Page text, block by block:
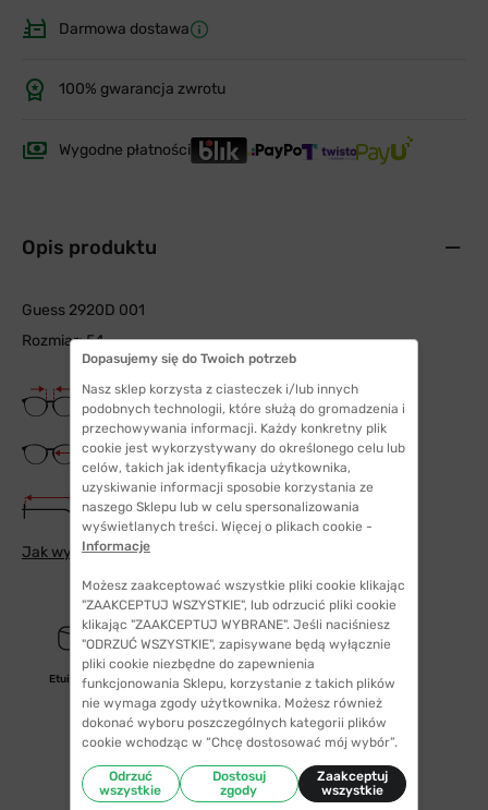
Darmowa dostawa
100% gwarancja zwrotu
Wygodne płatności
Opis produktu
Guess 2920D 001
Rozmiar: 54
Szerokość mostka
18 mm
Szerokość szkła
54 mm
Długość zauszników
140 mm
Jak wybrać odpowiedni rozmiar
Etui/woreczek
Dopasujemy się do Twoich potrzeb
Nasz sklep korzysta z ciasteczek i/lub innych
podobnych technologii, które służą do gromadzenia i
przechowywania informacji. Każdy konkretny plik
cookie jest wykorzystywany do określonego celu lub
celów, takich jak identyfikacja użytkownika,
uzyskiwanie informacji sposobie korzystania ze
naszego Sklepu lub w celu spersonalizowania
wyświetlanych treści. Więcej o plikach cookie -
Informacje
Możesz zaakceptować wszystkie pliki cookie klikając
"ZAAKCEPTUJ WSZYSTKIE", lub odrzucić pliki cookie
klikając "ZAAKCEPTUJ WYBRANE". Jeśli naciśniesz
"ODRZUĆ WSZYSTKIE", zapisywane będą wyłącznie
pliki cookie niezbędne do zapewnienia
funkcjonowania Sklepu, korzystanie z takich plików
nie wymaga zgody użytkownika. Możesz również
dokonać wyboru poszczególnych kategorii plików
cookie wchodząc w “Chcę dostosować mój wybór”.
Odrzuć
wszystkie
Dostosuj
zgody
Zaakceptuj
wszystkie